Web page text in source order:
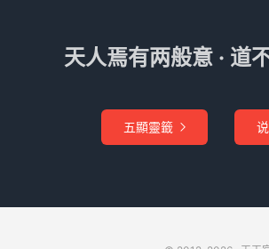
天人焉有两般意 · 道
五顯靈籤 